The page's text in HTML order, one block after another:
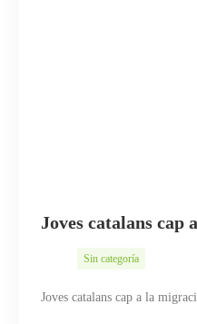
Joves catalans cap
Sin categoría
Joves catalans cap a la